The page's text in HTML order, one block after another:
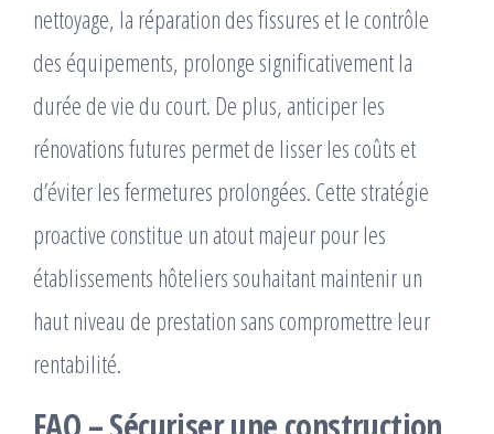
nettoyage, la réparation des fissures et le contrôle
des équipements, prolonge significativement la
durée de vie du court. De plus, anticiper les
rénovations futures permet de lisser les coûts et
d’éviter les fermetures prolongées. Cette stratégie
proactive constitue un atout majeur pour les
établissements hôteliers souhaitant maintenir un
haut niveau de prestation sans compromettre leur
rentabilité.